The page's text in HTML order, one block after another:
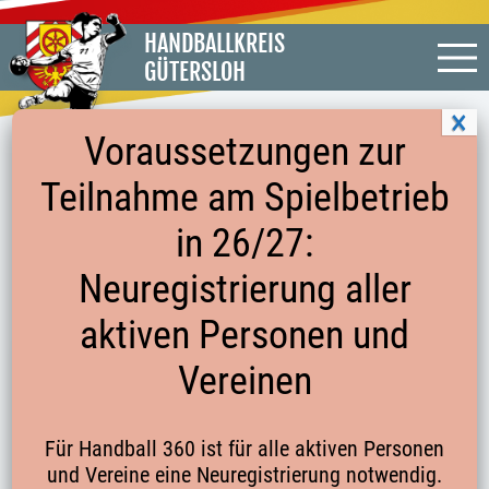
HANDBALLKREIS
GÜTERSLOH
MANNSCHAFTSMELDUNGEN FÜR DIE
NEUE SERIE BIS 04.05.2026
Die Mannschaftsmeldungen für die neue Serie für
Meisterschaft und Pokal erfolgen über Handball4all
Die Meldungen für die A- bis C-Jugend wurde bereits
abgegeben.
Voraussetzungen zur
Teilnahme am Spielbetrieb
in 26/27:
Neuregistrierung aller
aktiven Personen und
Vereinen
Für Handball 360 ist für alle aktiven Personen
und Vereine eine Neuregistrierung notwendig.